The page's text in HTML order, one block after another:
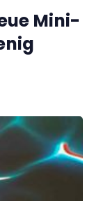
Mini-